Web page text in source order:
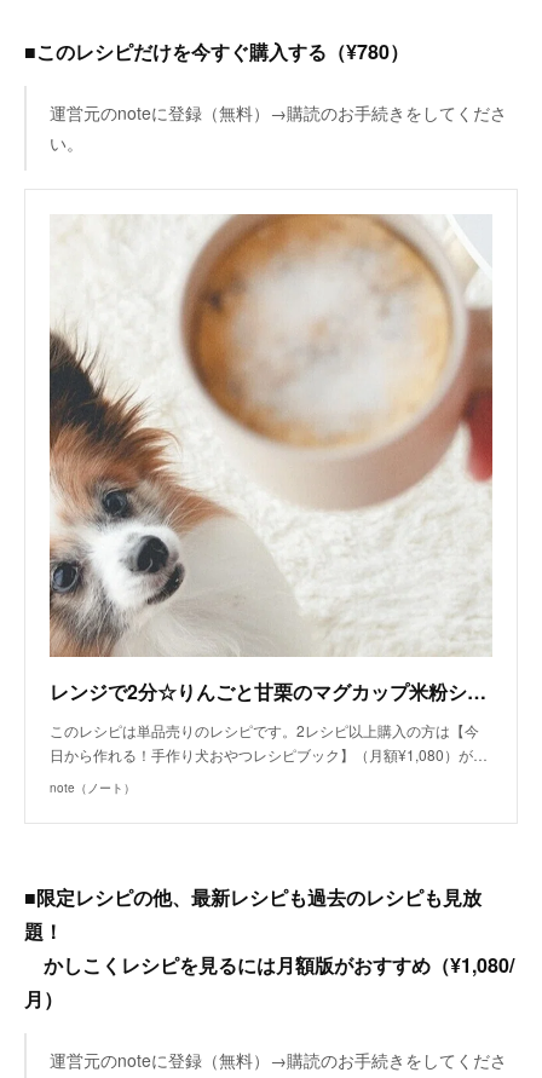
■このレシピだけを今すぐ購入する（¥780）
運営元のnoteに登録（無料）→購読のお手続きをしてくださ
い。
レンジで2分☆りんごと甘栗のマグカップ米粉シュトレン（手作り犬おやつレシピ） /単品購入｜いちかわあやこ（犬ごはん先生）｜note
このレシピは単品売りのレシピです。2レシピ以上購入の方は【今
日から作れる！手作り犬おやつレシピブック】（月額¥1,080）が…
note（ノート）
■限定レシピの他、最新レシピも過去のレシピも見放
題！
かしこくレシピを見るには月額版がおすすめ（¥1,080/
月）
運営元のnoteに登録（無料）→購読のお手続きをしてくださ